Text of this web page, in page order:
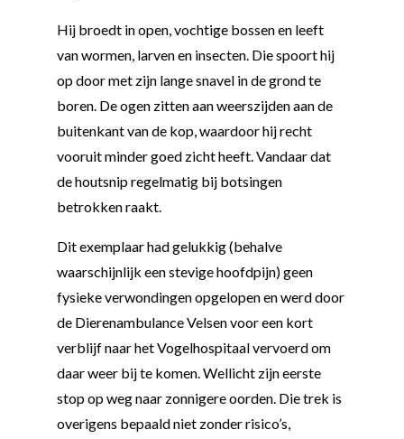
Hij broedt in open, vochtige bossen en leeft
van wormen, larven en insecten. Die spoort hij
op door met zijn lange snavel in de grond te
boren. De ogen zitten aan weerszijden aan de
buitenkant van de kop, waardoor hij recht
vooruit minder goed zicht heeft. Vandaar dat
de houtsnip regelmatig bij botsingen
betrokken raakt.
Dit exemplaar had gelukkig (behalve
waarschijnlijk een stevige hoofdpijn) geen
fysieke verwondingen opgelopen en werd door
de Dierenambulance Velsen voor een kort
verblijf naar het Vogelhospitaal vervoerd om
daar weer bij te komen. Wellicht zijn eerste
stop op weg naar zonnigere oorden. Die trek is
overigens bepaald niet zonder risico’s,